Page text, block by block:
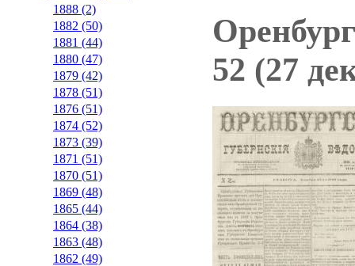
1888 (2)
1882 (50)
1881 (44)
1880 (47)
1879 (42)
1878 (51)
1876 (51)
1874 (52)
1873 (39)
1871 (51)
1870 (51)
1869 (48)
1865 (44)
1864 (38)
1863 (48)
1862 (49)
52 (27